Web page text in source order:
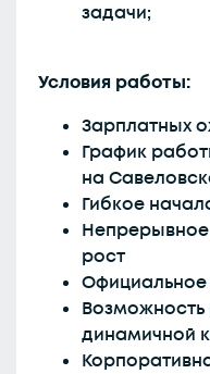
задачи;
Условия работы:
Зарплатных
График
на
Гибкое
рост
Официальное
Возможность
динамичной